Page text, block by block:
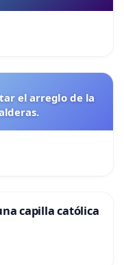
el arreglo de la
capilla católica